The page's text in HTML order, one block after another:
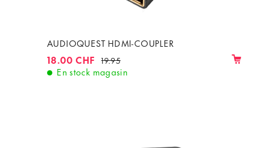
AUDIOQUEST HDMI-COUPLER
18.00 CHF 19.95
En stock magasin